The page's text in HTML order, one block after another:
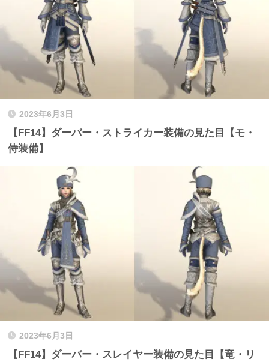
2023年6月3日
【FF14】ダーバー・ストライカー装備の見た目【モ・
侍装備】
2023年6月3日
【FF14】ダーバー・スレイヤー装備の見た目【竜・リ